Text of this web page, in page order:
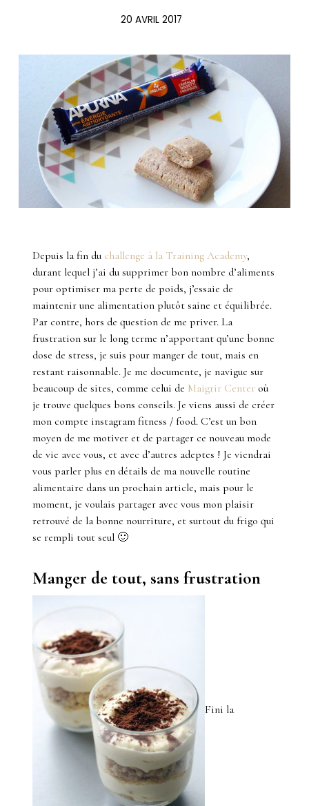
20 AVRIL 2017
Depuis la fin du challenge à la Training Academy,
durant lequel j’ai du supprimer bon nombre d’aliments
pour optimiser ma perte de poids, j’essaie de
maintenir une alimentation plutôt saine et équilibrée.
Par contre, hors de question de me priver. La
frustration sur le long terme n’apportant qu’une bonne
dose de stress, je suis pour manger de tout, mais en
restant raisonnable. Je me documente, je navigue sur
beaucoup de sites, comme celui de Maigrir Center où
je trouve quelques bons conseils. Je viens aussi de créer
mon compte instagram fitness / food. C’est un bon
moyen de me motiver et de partager ce nouveau mode
de vie avec vous, et avec d’autres adeptes ! Je viendrai
vous parler plus en détails de ma nouvelle routine
alimentaire dans un prochain article, mais pour le
moment, je voulais partager avec vous mon plaisir
retrouvé de la bonne nourriture, et surtout du frigo qui
se rempli tout seul 🙂
Manger de tout, sans frustration
Fini la